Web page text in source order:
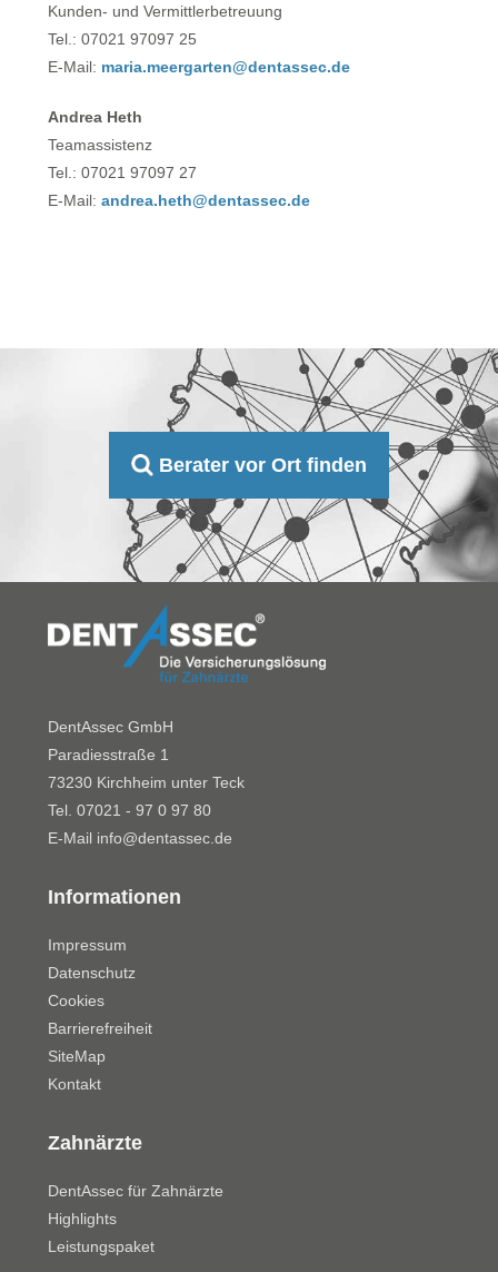
Kunden- und Vermittlerbetreuung
Tel.: 07021 97097 25
E-Mail: maria.meergarten@dentassec.de
Andrea Heth
Teamassistenz
Tel.: 07021 97097 27
E-Mail: andrea.heth@dentassec.de
Berater vor Ort finden
DentAssec GmbH
Paradiesstraße 1
73230 Kirchheim unter Teck
Tel. 07021 - 97 0 97 80
E-Mail info@dentassec.de
Informationen
Impressum
Datenschutz
Cookies
Barrierefreiheit
SiteMap
Kontakt
Zahnärzte
DentAssec für Zahnärzte
Highlights
Leistungspaket